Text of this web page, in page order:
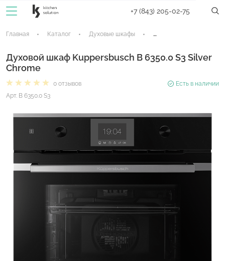
+7 (843) 205-02-75
Главная Каталог Духовые шкафы Электрические
Духовой шкаф Kuppersbusch B 6350.0 S3 Silver
Chrome
0 отзывов
Есть в наличии
Арт. B 6350.0 S3